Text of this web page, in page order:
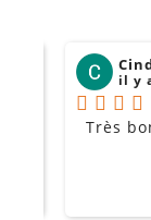
il y
Très